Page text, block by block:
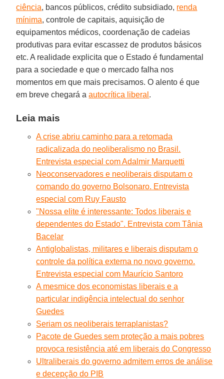
ciência, bancos públicos, crédito subsidiado, renda
mínima, controle de capitais, aquisição de
equipamentos médicos, coordenação de cadeias
produtivas para evitar escassez de produtos básicos
etc. A realidade explicita que o Estado é fundamental
para a sociedade e que o mercado falha nos
momentos em que mais precisamos. O alento é que
em breve chegará aautocrítica liberal .
Leia mais
A crise abriu caminho para a retomada
radicalizada do neoliberalismo no Brasil.
Entrevista especial com Adalmir Marquetti
Neoconservadores e neoliberais disputam o
comando do governo Bolsonaro. Entrevista
especial com Ruy Fausto
"Nossa elite é interessante: Todos liberais e
dependentes do Estado". Entrevista com Tânia
Bacelar
Antiglobalistas, militares e liberais disputam o
controle da política externa no novo governo.
Entrevista especial com Maurício Santoro
A mesmice dos economistas liberais e a
particular indigência intelectual do senhor
Guedes
Seriam os neoliberais terraplanistas?
Pacote de Guedes sem proteção a mais pobres
provoca resistência até em liberais do Congresso
Ultraliberais do governo admitem erros de análise
e decepção do PIB